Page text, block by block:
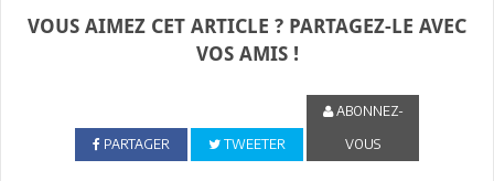
VOUS AIMEZ CET ARTICLE ? PARTAGEZ-LE AVEC
VOS AMIS !
PARTAGER TWEETER
ABONNEZ-
VOUS